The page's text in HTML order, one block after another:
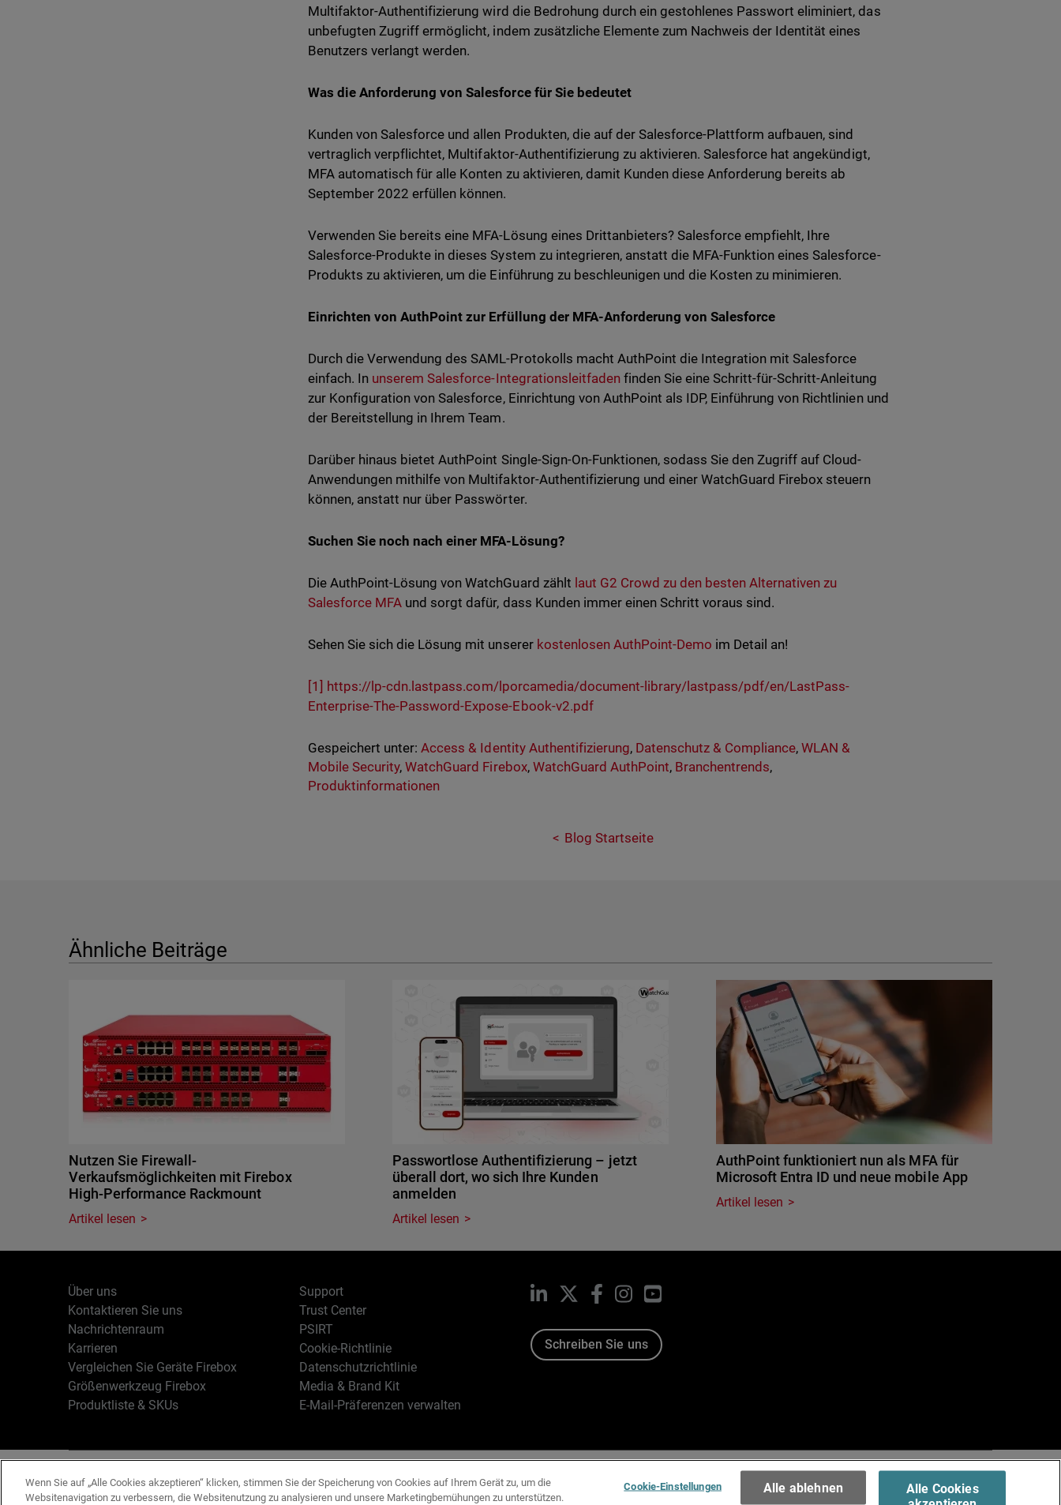
Multifaktor-Authentifizierung wird die Bedrohung durch ein gestohlenes Passwort eliminiert, das
unbefugten Zugriff ermöglicht, indem zusätzliche Elemente zum Nachweis der Identität eines
Benutzers verlangt werden.
Was die Anforderung von Salesforce für Sie bedeutet
Kunden von Salesforce und allen Produkten, die auf der Salesforce-Plattform aufbauen, sind
vertraglich verpflichtet, Multifaktor-Authentifizierung zu aktivieren. Salesforce hat angekündigt,
MFA automatisch für alle Konten zu aktivieren, damit Kunden diese Anforderung bereits ab
September 2022 erfüllen können.
Verwenden Sie bereits eine MFA-Lösung eines Drittanbieters? Salesforce empfiehlt, Ihre
Salesforce-Produkte in dieses System zu integrieren, anstatt die MFA-Funktion eines Salesforce-
Produkts zu aktivieren, um die Einführung zu beschleunigen und die Kosten zu minimieren.
Einrichten von AuthPoint zur Erfüllung der MFA-Anforderung von Salesforce
Durch die Verwendung des SAML-Protokolls macht AuthPoint die Integration mit Salesforce
einfach. In unserem Salesforce-Integrationsleitfadenfinden Sie eine Schritt-für-Schritt-Anleitung
zur Konfiguration von Salesforce, Einrichtung von AuthPoint als IDP, Einführung von Richtlinien und
der Bereitstellung in Ihrem Team.
Darüber hinaus bietet AuthPoint Single-Sign-On-Funktionen, sodass Sie den Zugriff auf Cloud-
Anwendungen mithilfe von Multifaktor-Authentifizierung und einer WatchGuard Firebox steuern
können, anstatt nur über Passwörter.
Suchen Sie noch nach einer MFA-Lösung?
Die AuthPoint-Lösung von WatchGuard zählt laut G2 Crowd zu den besten Alternativen zu
Salesforce MFA und sorgt dafür, dass Kunden immer einen Schritt voraus sind.
Sehen Sie sich die Lösung mit unserer kostenlosen AuthPoint-Demo im Detail an!
[1] https://lp-cdn.lastpass.com/lporcamedia/document-library/lastpass/pdf/en/LastPass-
Enterprise-The-Password-Expose-Ebook-v2.pdf
Gespeichert unter: Access & Identity Authentifizierung, Datenschutz & Compliance,WLAN &
Mobile Security,WatchGuard Firebox, WatchGuard AuthPoint, Branchentrends,
Produktinformationen
Blog Startseite
Ähnliche Beiträge
Nutzen Sie Firewall-
Verkaufsmöglichkeiten mit Firebox
High-Performance Rackmount
Artikel lesen
Passwortlose Authentifizierung – jetzt
überall dort, wo sich Ihre Kunden
anmelden
Artikel lesen
AuthPoint funktioniert nun als MFA für
Microsoft Entra ID und neue mobile App
Artikel lesen
Über uns
Kontaktieren Sie uns
Nachrichtenraum
Karrieren
Vergleichen Sie Geräte Firebox
Größenwerkzeug Firebox
Produktliste & SKUs
Support
Trust Center
PSIRT
Cookie-Richtlinie
Datenschutzrichtlinie
Media & Brand Kit
E-Mail-Präferenzen verwalten
LinkedIn Facebook
InstagramYouTube
Schreiben Sie uns
Copyright © 1996-2026 WatchGuard Technologies, Inc. Alle Rechte vorbehalten. Terms of Use >
Wenn Sie auf „Alle Cookies akzeptieren“ klicken, stimmen Sie der Speicherung von Cookies auf Ihrem Gerät zu, um die
Websitenavigation zu verbessern, die Websitenutzung zu analysieren und unsere Marketingbemühungen zu unterstützen.
Cookie-Einstellungen Alle ablehnen
Alle Cookies